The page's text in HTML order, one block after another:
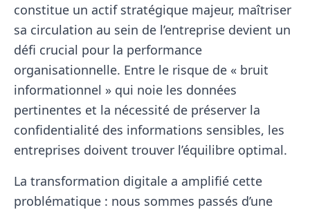
constitue un actif stratégique majeur, maîtriser
sa circulation au sein de l’entreprise devient un
défi crucial pour la performance
organisationnelle. Entre le risque de « bruit
informationnel » qui noie les données
pertinentes et la nécessité de préserver la
confidentialité des informations sensibles, les
entreprises doivent trouver l’équilibre optimal.
La transformation digitale a amplifié cette
problématique : nous sommes passés d’une